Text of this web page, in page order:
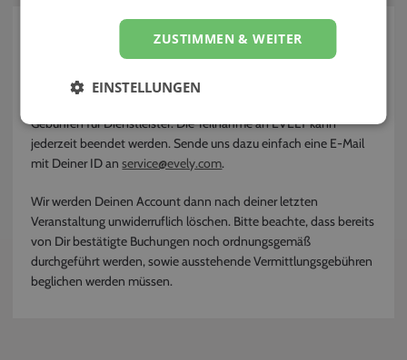
Gebühren für Dienstleister. Die Teilnahme an EVELY kann
jederzeit beendet werden. Sende uns dazu einfach eine E-Mail
mit Deiner ID anservice@evely.com.
Wir werden Deinen Account dann nach deiner letzten
Veranstaltung unwiderruflich löschen. Bitte beachte, dass bereits
von Dir bestätigte Buchungen noch ordnungsgemäß
durchgeführt werden, sowie ausstehende Vermittlungsgebühren
beglichen werden müssen.
ZUSTIMMEN & WEITER
EINSTELLUNGEN